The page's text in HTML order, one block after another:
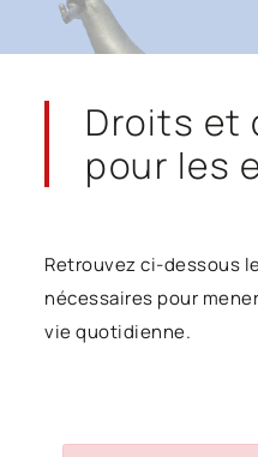
Droits et
pour les
Retrouvez ci-dessous
nécessaires pour
vie quotidienne.